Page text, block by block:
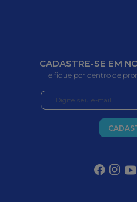
CADASTRE-SE EM
e fique por dentro de